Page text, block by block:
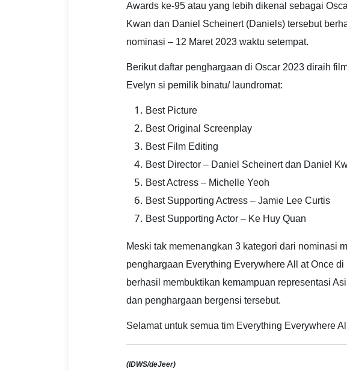
Awards ke-95 atau yang lebih dikenal sebagai
Kwan dan Daniel Scheinert (Daniels) tersebut
nominasi – 12 Maret 2023 waktu setempat.
Berikut daftar penghargaan di Oscar 2023 diraih
Evelyn si pemilik binatu/ laundromat:
Best Picture
Best Original Screenplay
Best Film Editing
Best Director – Daniel Scheinert dan Daniel
Best Actress – Michelle Yeoh
Best Supporting Actress – Jamie Lee Curtis
Best Supporting Actor – Ke Huy Quan
Meski tak memenangkan 3 kategori dari nominasi
penghargaan Everything Everywhere All at Once
berhasil membuktikan kemampuan representasi
dan penghargaan bergensi tersebut.
Selamat untuk semua tim Everything Everywhere
(IDWS/deJeer)